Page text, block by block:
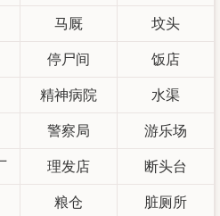
马厩 坟头
停尸间 饭店
精神病院 水渠
警察局 游乐场
理发店 断头台
粮仓 脏厕所